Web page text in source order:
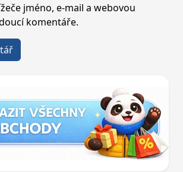
jméno, e-mail a webovou
komentáře.